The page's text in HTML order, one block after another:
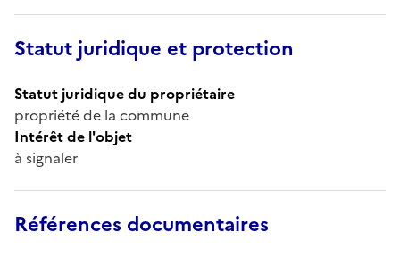
Statut juridique et protection
Statut juridique du propriétaire
propriété de la commune
Intérêt de l'objet
à signaler
Références documentaires